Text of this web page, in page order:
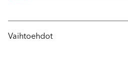
Vaihtoehdot